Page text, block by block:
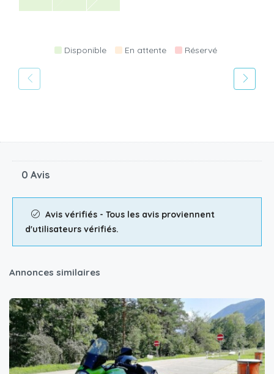
Disponible En attente Réservé
0 Avis
Avis vérifiés - Tous les avis proviennent
d'utilisateurs vérifiés.
Annonces similaires